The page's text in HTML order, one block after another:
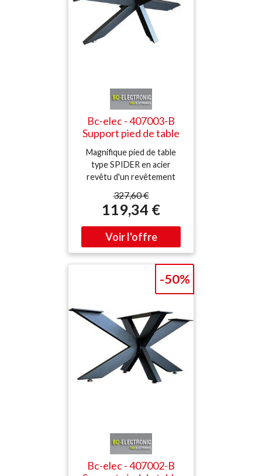
Bc-elec - 407003-B
Support pied de table
SPIDER en acier noir
120x68x71 Châssis de
table Piétement
meuble Pied en croix
Magnifique pied de table
type SPIDER en acier
revêtu d'un revêtement
suivant le modèle choisi).
Notre nouveau set de pied
table en métal a été inspiré
par les nouvelles
tendances. Les pieds sont
solides et résistants et
vous aident à décorer votre
permettant de mettre le
support de niveau. Stabilité:
Une plaque de montage
extra résistante de 5 mm et
16 trous oblongs (20 x 10
mm) permettent un
assemblage stable et
les planches doivent être
assemblées comme un
plateau de table avant le
montage. Fabrication de
327,60 €
119,34 €
Bc-elec - 407002-B
-50%